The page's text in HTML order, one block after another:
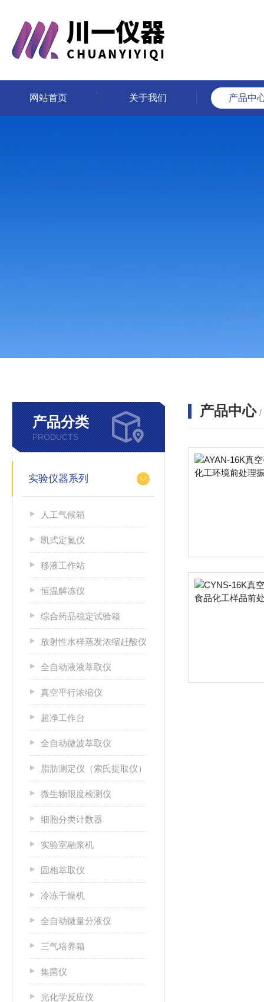
网站首页 关于我们 产品中
产品分类
PRODUCTS
实验仪器系列
人工气候箱
凯式定氮仪
移液工作站
恒温解冻仪
综合药品稳定试验箱
放射性水样蒸发浓缩赶酸仪
全自动液液萃取仪
真空平行浓缩仪
超净工作台
全自动微波萃取仪
脂肪测定仪（索氏提取仪）
微生物限度检测仪
细胞分类计数器
实验室融浆机
固相萃取仪
冷冻干燥机
全自动微量分液仪
三气培养箱
集菌仪
光化学反应仪
产品中心 /